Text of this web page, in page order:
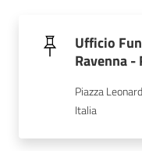
Ufficio
Ravenna -
Piazza
Italia